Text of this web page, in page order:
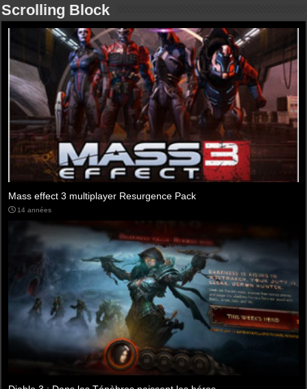
Scrolling Block
Diablo 3 en streaming sur fhgg.fr
14 années